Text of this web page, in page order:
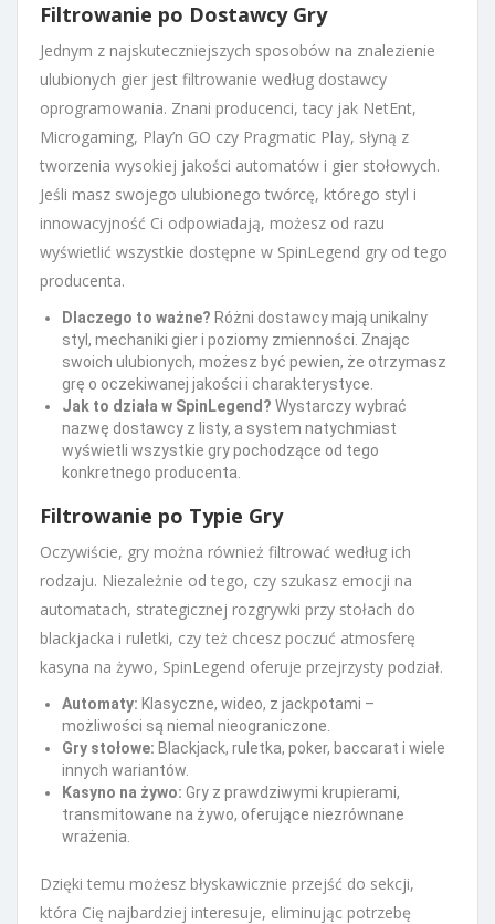
Filtrowanie po Dostawcy Gry
Jednym z najskuteczniejszych sposobów na znalezienie
ulubionych gier jest filtrowanie według dostawcy
oprogramowania. Znani producenci, tacy jak NetEnt,
Microgaming, Play’n GO czy Pragmatic Play, słyną z
tworzenia wysokiej jakości automatów i gier stołowych.
Jeśli masz swojego ulubionego twórcę, którego styl i
innowacyjność Ci odpowiadają, możesz od razu
wyświetlić wszystkie dostępne w SpinLegend gry od tego
producenta.
Dlaczego to ważne? Różni dostawcy mają unikalny
styl, mechaniki gier i poziomy zmienności. Znając
swoich ulubionych, możesz być pewien, że otrzymasz
grę o oczekiwanej jakości i charakterystyce.
Jak to działa w SpinLegend? Wystarczy wybrać
nazwę dostawcy z listy, a system natychmiast
wyświetli wszystkie gry pochodzące od tego
konkretnego producenta.
Filtrowanie po Typie Gry
Oczywiście, gry można również filtrować według ich
rodzaju. Niezależnie od tego, czy szukasz emocji na
automatach, strategicznej rozgrywki przy stołach do
blackjacka i ruletki, czy też chcesz poczuć atmosferę
kasyna na żywo, SpinLegend oferuje przejrzysty podział.
Automaty: Klasyczne, wideo, z jackpotami –
możliwości są niemal nieograniczone.
Gry stołowe: Blackjack, ruletka, poker, baccarat i wiele
innych wariantów.
Kasyno na żywo: Gry z prawdziwymi krupierami,
transmitowane na żywo, oferujące niezrównane
wrażenia.
Dzięki temu możesz błyskawicznie przejść do sekcji,
która Cię najbardziej interesuje, eliminując potrzebę